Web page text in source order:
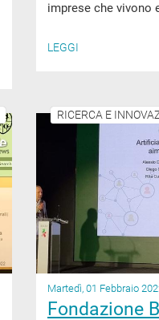
imprese che vivono
LEGGI
RICERCA E
Martedì, 01 Febbraio
Fondazione